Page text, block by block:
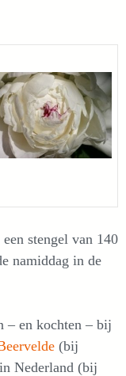
stengel van 140
namiddag in de
– en kochten – bij
(bij
in Nederland (bij